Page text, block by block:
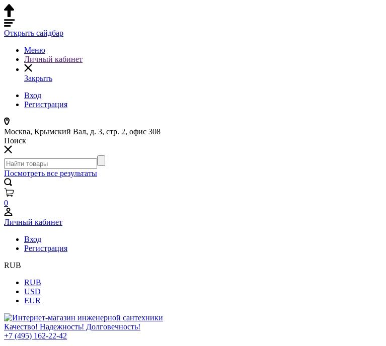
Открыть сайдбар
Меню
Личный кабинет
Закрыть
Вход
Регистрация
Москва, Крымский Вал, д. 3, стр. 2, офис 308
Поиск
Посмотреть все результаты
0
Личный кабинет
Вход
Регистрация
RUB
RUB
USD
EUR
Качество! Надежность! Долговечность!
+7 (495) 162-22-42